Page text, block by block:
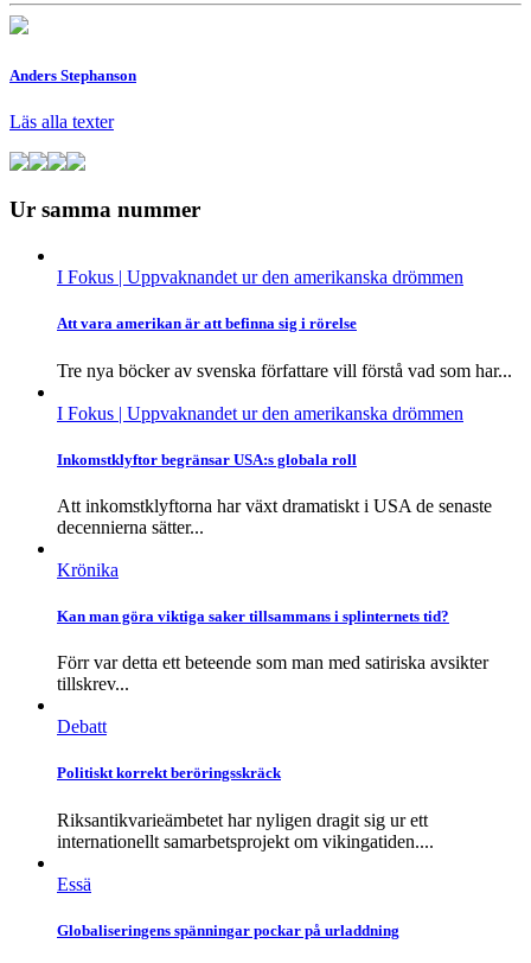
Anders Stephanson
Läs alla texter
Ur samma nummer
I Fokus | Uppvaknandet ur den amerikanska drömmen
Att vara amerikan är att befinna sig i rörelse
Tre nya böcker av svenska författare vill förstå vad som har...
I Fokus | Uppvaknandet ur den amerikanska drömmen
Inkomstklyftor begränsar USA:s globala roll
Att inkomstklyftorna har växt dramatiskt i USA de senaste
decennierna sätter...
Krönika
Kan man göra viktiga saker tillsammans i splinternets tid?
Förr var detta ett beteende som man med satiriska avsikter
tillskrev...
Debatt
Politiskt korrekt beröringsskräck
Riksantikvarieämbetet har nyligen dragit sig ur ett
internationellt samarbetsprojekt om vikingatiden....
Essä
Globaliseringens spänningar pockar på urladdning